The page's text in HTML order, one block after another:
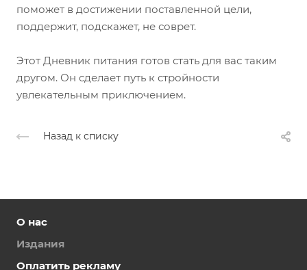
поможет в достижении поставленной цели,
поддержит, подскажет, не соврет.
Этот Дневник питания готов стать для вас таким
другом. Он сделает путь к стройности
увлекательным приключением.
Назад к списку
О нас
Издания
Оплатить рекламу